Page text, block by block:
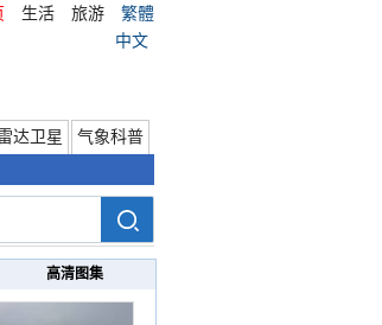
生活 旅游
繁體
中文
达卫星
气象科普
高清图集